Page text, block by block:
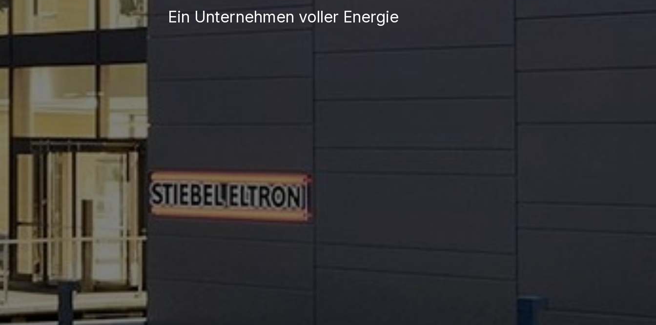
Ein Unternehmen voller Energie